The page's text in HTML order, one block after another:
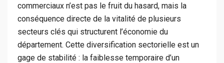
commerciaux n’est pas le fruit du hasard, mais la
conséquence directe de la vitalité de plusieurs
secteurs clés qui structurent l’économie du
département. Cette diversification sectorielle est un
gage de stabilité : la faiblesse temporaire d’un